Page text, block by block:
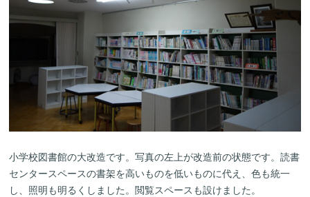
小学校図書館の大改造です。写真の左上が改造前の状態です。読書
センタースペースの書架を高いものを低いものに代え、色も統一
し、照明も明るくしました。閲覧スペースも設けました。